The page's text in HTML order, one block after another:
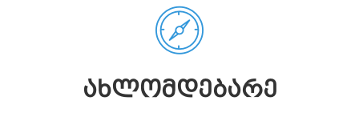
ᲐᲮᲚᲝᲛᲓᲔᲑᲐᲠᲔ